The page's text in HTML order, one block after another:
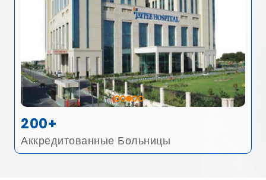
200+
Аккредитованные Больницы